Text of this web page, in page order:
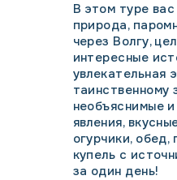
В этом туре
природа,
через Волгу,
интересные
увлекательная
таинственному
необъяснимые
явления,
огурчики, обед,
купель с
за один день!